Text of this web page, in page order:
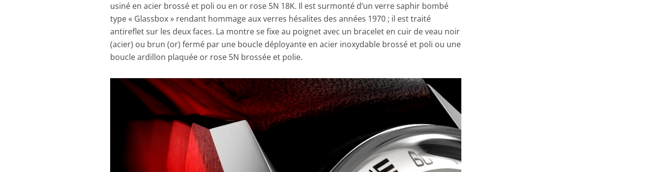
usiné en acier brossé et poli ou en or rose 5N 18K. Il est surmonté d’un verre saphir bombé
type « Glassbox » rendant hommage aux verres hésalites des années 1970 ; il est traité
antireflet sur les deux faces. La montre se fixe au poignet avec un bracelet en cuir de veau noir
(acier) ou brun (or) fermé par une boucle déployante en acier inoxydable brossé et poli ou une
boucle ardillon plaquée or rose 5N brossée et polie.